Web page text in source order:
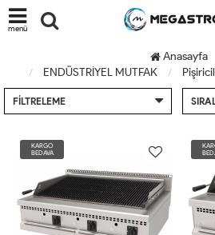
menü
Anasayfa
ENDÜSTRİYEL MUTFAK
FILTRELEME
KARGO
BEDAVA